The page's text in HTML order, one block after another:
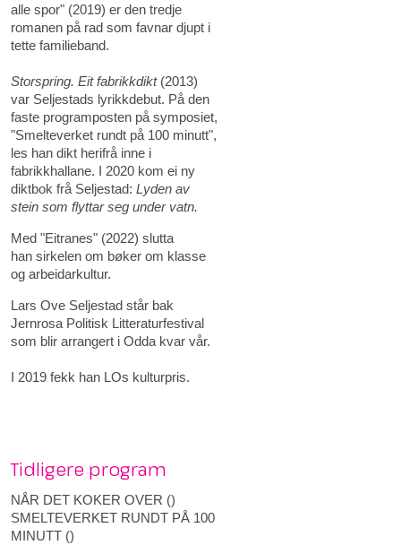
alle spor" (2019) er den tredje
romanen på rad som favnar djupt i
tette familieband.
Storspring. Eit fabrikkdikt (2013)
var Seljestads lyrikkdebut. På den
faste programposten på symposiet,
"Smelteverket rundt på 100 minutt",
les han dikt herifrå inne i
fabrikkhallane. I 2020 kom ei ny
diktbok frå Seljestad: Lyden av
stein som flyttar seg under vatn.
Med "Eitranes" (2022) slutta
han sirkelen om bøker om klasse
og arbeidarkultur.
Lars Ove Seljestad står bak
Jernrosa Politisk Litteraturfestival
som blir arrangert i Odda kvar vår.
I 2019 fekk han LOs kulturpris.
Tidligere program
NÅR DET KOKER OVER ()
SMELTEVERKET RUNDT PÅ 100
MINUTT ()